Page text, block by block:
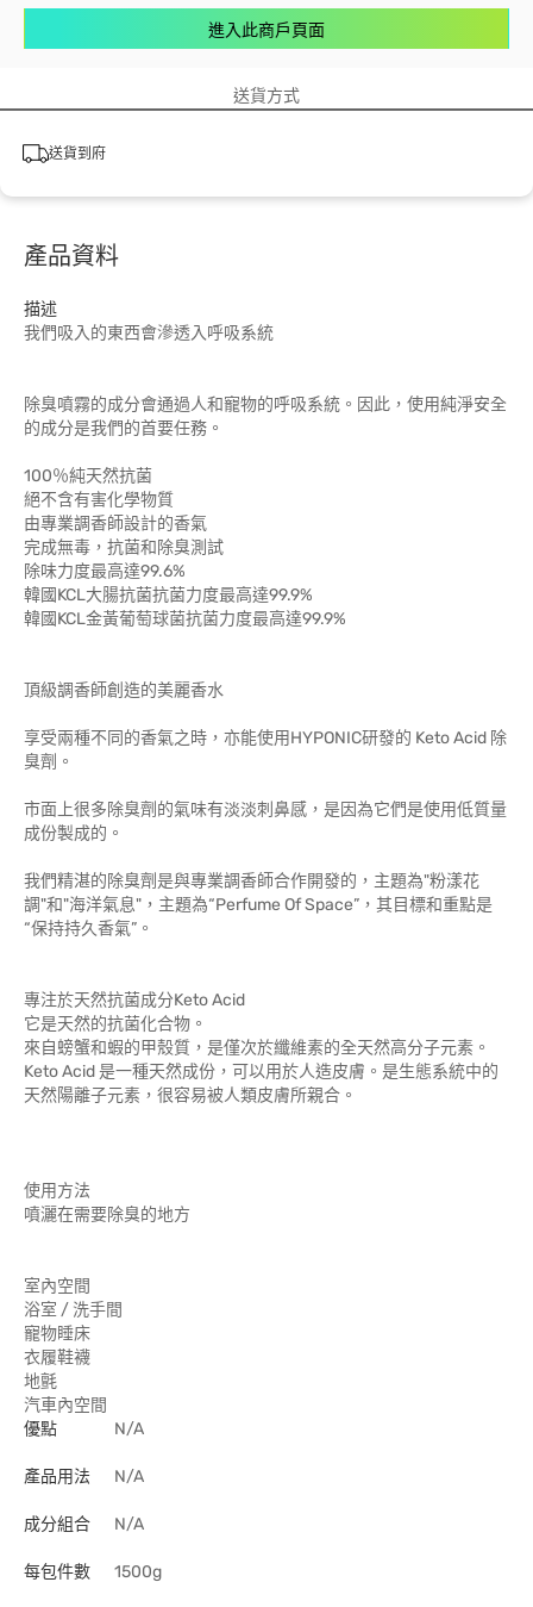
進入此商戶頁面
送貨方式
送貨到府
產品資料
描述
我們吸入的東西會滲透入呼吸系統
除臭噴霧的成分會通過人和寵物的呼吸系統。因此，使用純淨安全
的成分是我們的首要任務。
100％純天然抗菌
絕不含有害化學物質
由專業調香師設計的香氣
完成無毒，抗菌和除臭測試
除味力度最高達99.6%
韓國KCL大腸抗菌抗菌力度最高達99.9%
韓國KCL金黃葡萄球菌抗菌力度最高達99.9%
頂級調香師創造的美麗香水
享受兩種不同的香氣之時，亦能使用HYPONIC研發的 Keto Acid 除
臭劑。
市面上很多除臭劑的氣味有淡淡刺鼻感，是因為它們是使用低質量
成份製成的。
我們精湛的除臭劑是與專業調香師合作開發的，主題為"粉漾花
調"和"海洋氣息"，主題為“Perfume Of Space”，其目標和重點是
“保持持久香氣”。
專注於天然抗菌成分Keto Acid
它是天然的抗菌化合物。
來自螃蟹和蝦的甲殼質，是僅次於纖維素的全天然高分子元素。
Keto Acid 是一種天然成份，可以用於人造皮膚。是生態系統中的
天然陽離子元素，很容易被人類皮膚所親合。
使用方法
噴灑在需要除臭的地方
​室內空間
浴室 / 洗手間
寵物睡床
衣履鞋襪
地氈
汽車內空間
優點
N/A
產品用法 N/A
成分組合 N/A
每包件數 1500g